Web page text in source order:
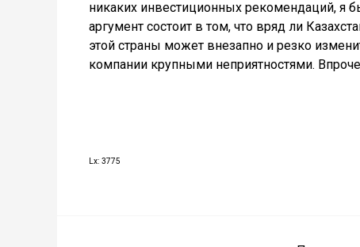
никаких инвестиционных рекомендаций, я
аргумент состоит в том, что вряд ли
этой страны может внезапно и резко
компании крупными неприятностями.
Lx: 3775